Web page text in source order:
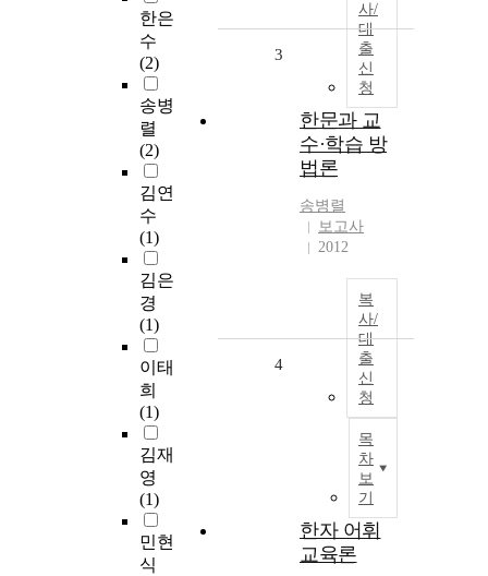
한은
수
(2)
송병
렬
(2)
김연
수
(1)
김은
경
(1)
이태
희
(1)
김재
영
(1)
민현
식
사/
대
출
신
청
3
한문과 교
수·학습 방
법론
송병렬
보고사
2012
복
사/
대
출
신
청
목
차
보
기
4
한자 어휘
교육론